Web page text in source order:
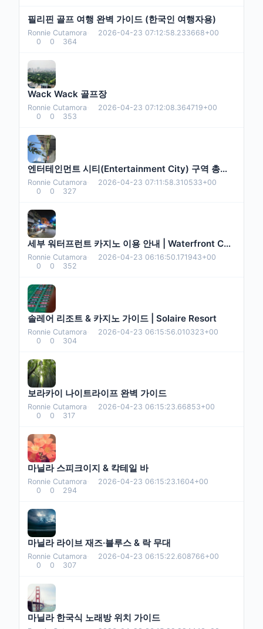
필리핀 골프 여행 완벽 가이드 (한국인 여행자용)
Ronnie Cutamora
2026-04-23 07:12:58.233668+00
0
0 364
Wack Wack 골프장
Ronnie Cutamora
2026-04-23 07:12:08.364719+00
0
0 353
엔터테인먼트 시티(Entertainment City) 구역 총정리
Ronnie Cutamora
2026-04-23 07:11:58.310533+00
0
0 327
세부 워터프런트 카지노 이용 안내 | Waterfront Cebu City
Ronnie Cutamora
2026-04-23 06:16:50.171943+00
0
0 352
솔레어 리조트 & 카지노 가이드 | Solaire Resort
Ronnie Cutamora
2026-04-23 06:15:56.010323+00
0
0 304
보라카이 나이트라이프 완벽 가이드
Ronnie Cutamora
2026-04-23 06:15:23.66853+00
0
0 317
마닐라 스피크이지 & 칵테일 바
Ronnie Cutamora
2026-04-23 06:15:23.1604+00
0
0 294
마닐라 라이브 재즈·블루스 & 락 무대
Ronnie Cutamora
2026-04-23 06:15:22.608766+00
0
0 307
마닐라 한국식 노래방 위치 가이드